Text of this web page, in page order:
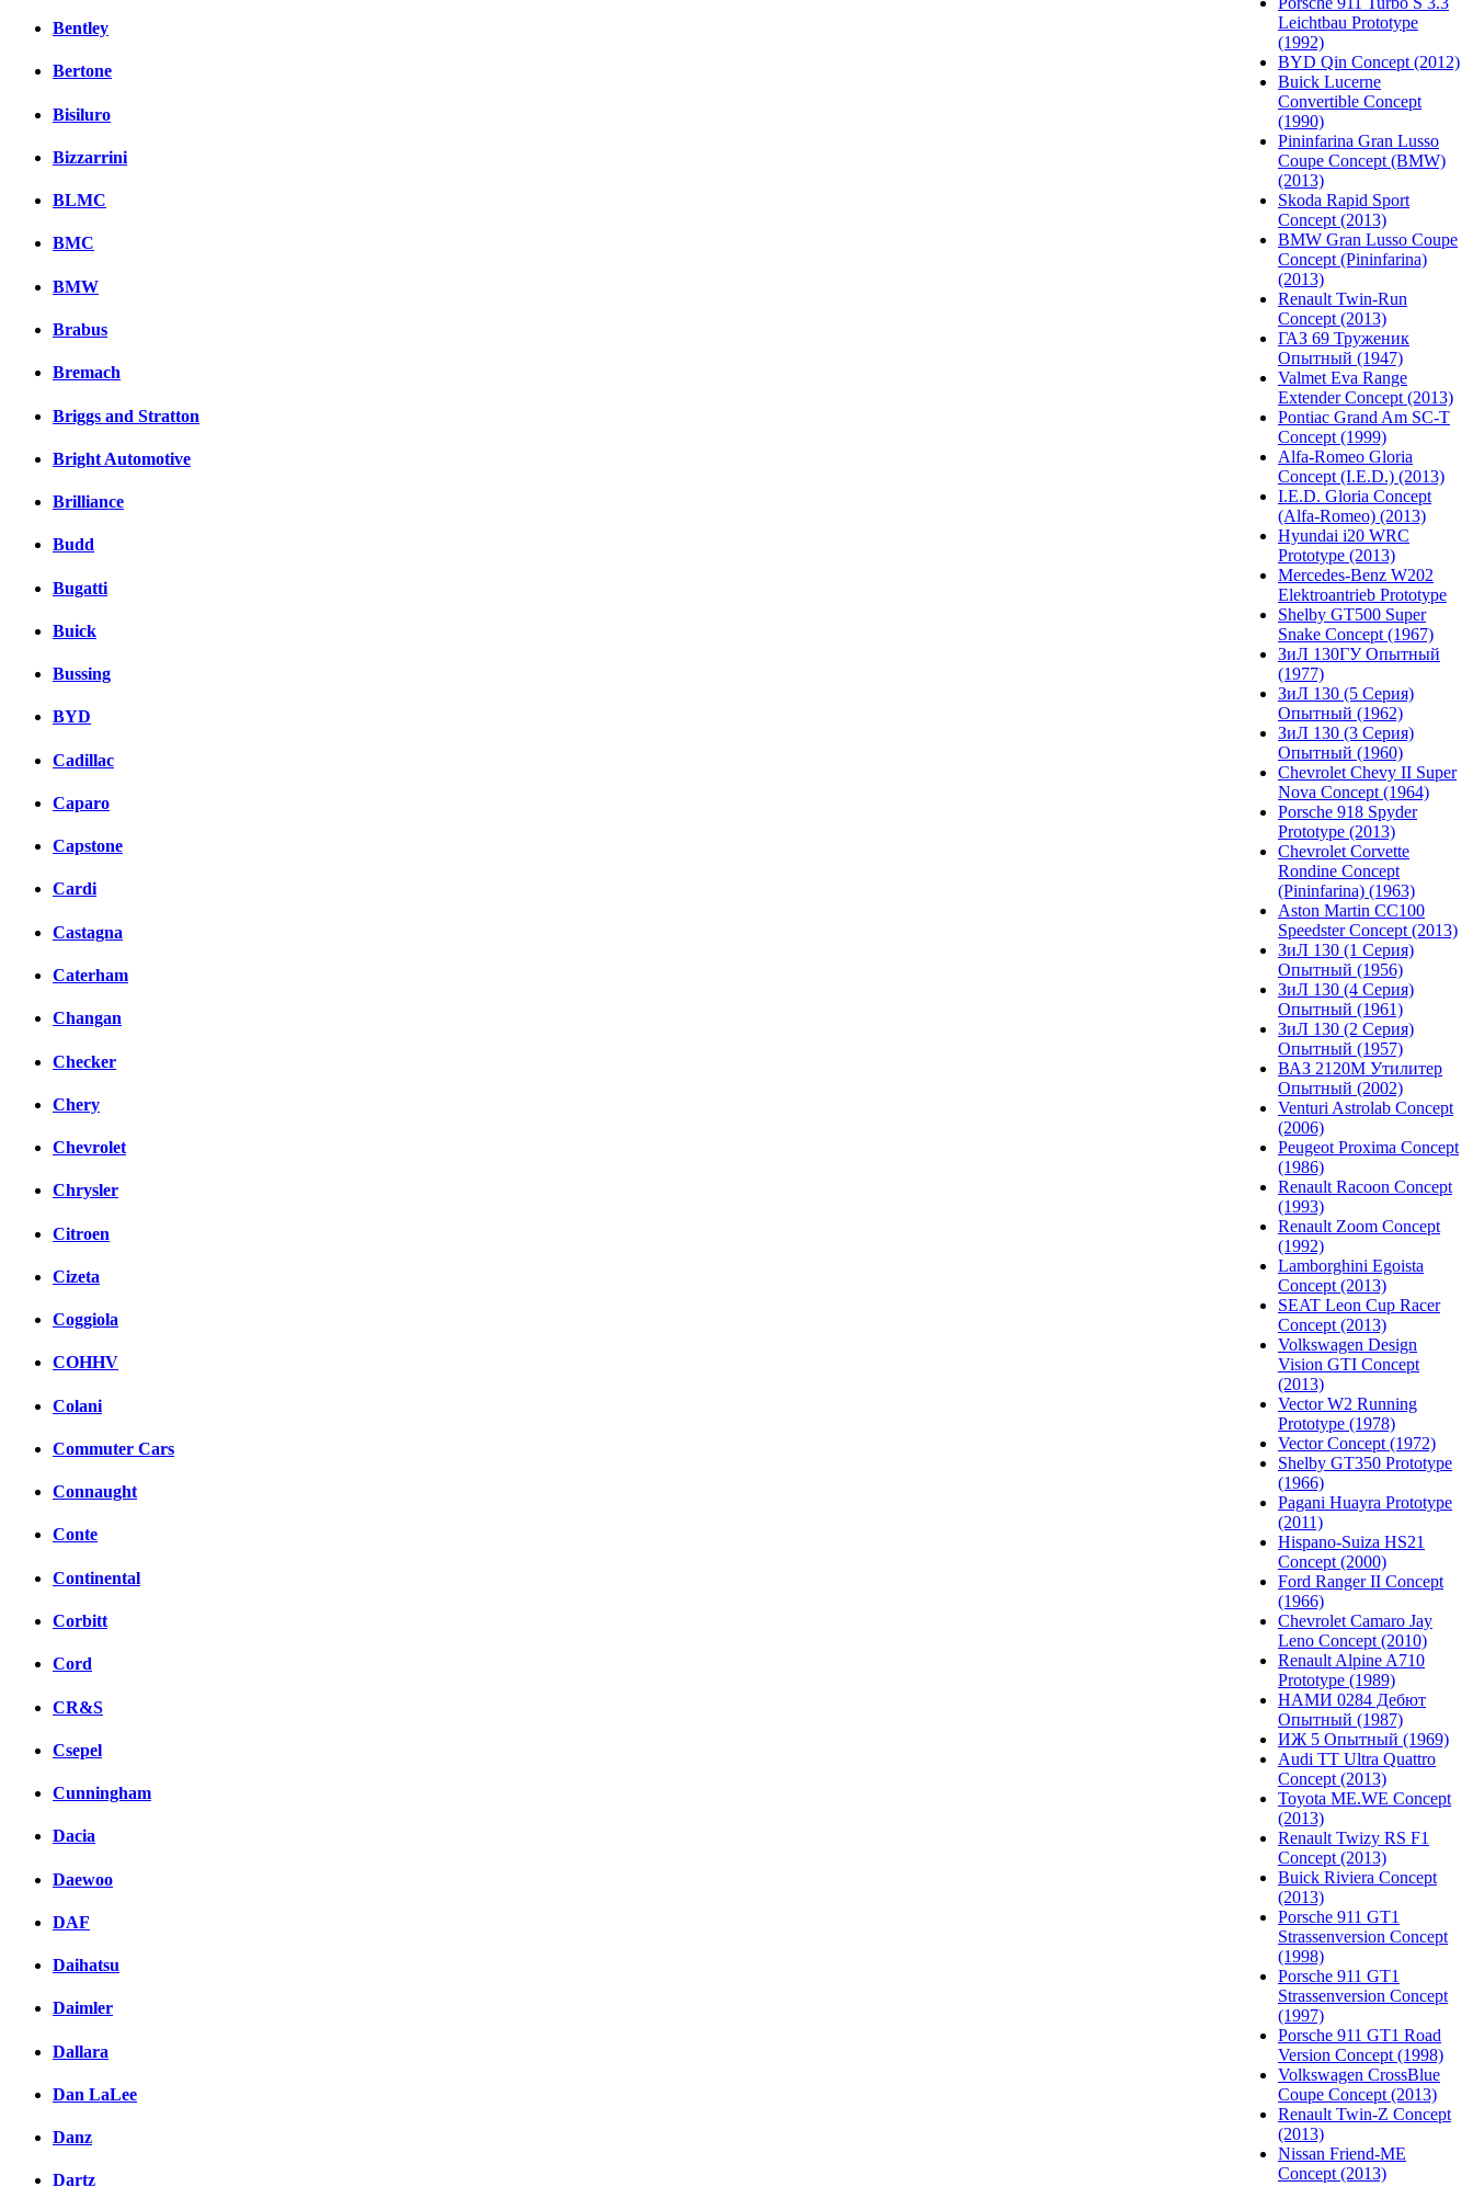
Bentley
Bertone
Bisiluro
Bizzarrini
BLMC
BMC
BMW
Brabus
Bremach
Briggs and Stratton
Bright Automotive
Brilliance
Budd
Bugatti
Buick
Bussing
BYD
Cadillac
Caparo
Capstone
Cardi
Castagna
Caterham
Changan
Checker
Chery
Chevrolet
Chrysler
Citroen
Cizeta
Coggiola
COHHV
Colani
Commuter Cars
Connaught
Conte
Continental
Corbitt
Cord
CR&S
Csepel
Cunningham
Dacia
Daewoo
DAF
Daihatsu
Daimler
Dallara
Dan LaLee
Danz
Dartz
Leichtbau Prototype
(1992)
BYD Qin Concept (2012)
Buick Lucerne
Convertible Concept
(1990)
Pininfarina Gran Lusso
Coupe Concept (BMW)
(2013)
Skoda Rapid Sport
Concept (2013)
BMW Gran Lusso Coupe
Concept (Pininfarina)
(2013)
Renault Twin-Run
Concept (2013)
ГАЗ 69 Труженик
Опытный (1947)
Valmet Eva Range
Extender Concept (2013)
Pontiac Grand Am SC-T
Concept (1999)
Alfa-Romeo Gloria
Concept (I.E.D.) (2013)
I.E.D. Gloria Concept
(Alfa-Romeo) (2013)
Hyundai i20 WRC
Prototype (2013)
Mercedes-Benz W202
Elektroantrieb Prototype
Shelby GT500 Super
Snake Concept (1967)
ЗиЛ 130ГУ Опытный
(1977)
ЗиЛ 130 (5 Серия)
Опытный (1962)
ЗиЛ 130 (3 Серия)
Опытный (1960)
Chevrolet Chevy II Super
Nova Concept (1964)
Porsche 918 Spyder
Prototype (2013)
Chevrolet Corvette
Rondine Concept
(Pininfarina) (1963)
Aston Martin CC100
Speedster Concept (2013)
ЗиЛ 130 (1 Серия)
Опытный (1956)
ЗиЛ 130 (4 Серия)
Опытный (1961)
ЗиЛ 130 (2 Серия)
Опытный (1957)
ВАЗ 2120М Утилитер
Опытный (2002)
Venturi Astrolab Concept
(2006)
Peugeot Proxima Concept
(1986)
Renault Racoon Concept
(1993)
Renault Zoom Concept
(1992)
Lamborghini Egoista
Concept (2013)
SEAT Leon Cup Racer
Concept (2013)
Volkswagen Design
Vision GTI Concept
(2013)
Vector W2 Running
Prototype (1978)
Vector Concept (1972)
Shelby GT350 Prototype
(1966)
Pagani Huayra Prototype
(2011)
Hispano-Suiza HS21
Concept (2000)
Ford Ranger II Concept
(1966)
Chevrolet Camaro Jay
Leno Concept (2010)
Renault Alpine A710
Prototype (1989)
НАМИ 0284 Дебют
Опытный (1987)
ИЖ 5 Опытный (1969)
Audi TT Ultra Quattro
Concept (2013)
Toyota ME.WE Concept
(2013)
Renault Twizy RS F1
Concept (2013)
Buick Riviera Concept
(2013)
Porsche 911 GT1
Strassenversion Concept
(1998)
Porsche 911 GT1
Strassenversion Concept
(1997)
Porsche 911 GT1 Road
Version Concept (1998)
Volkswagen CrossBlue
Coupe Concept (2013)
Renault Twin-Z Concept
(2013)
Nissan Friend-ME
Concept (2013)